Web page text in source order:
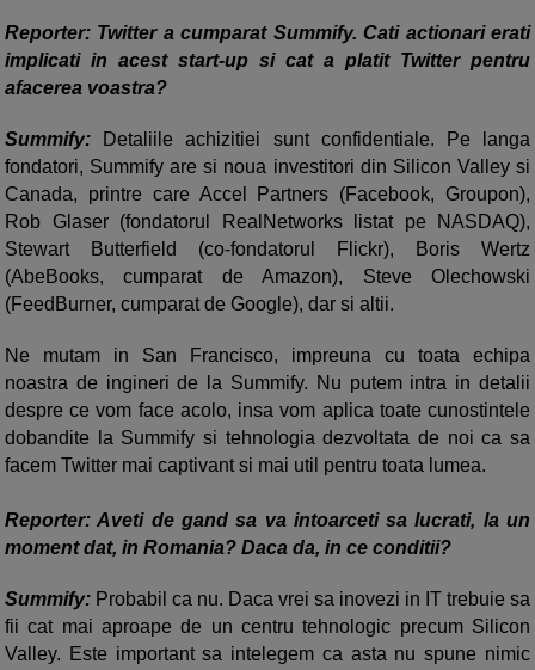
Reporter: Twitter a cumparat Summify. Cati actionari erati
implicati in acest start-up si cat a platit Twitter pentru
afacerea voastra?
Summify:
Detaliile achizitiei sunt confidentiale. Pe langa
fondatori, Summify are si noua investitori din Silicon Valley si
Canada, printre care Accel Partners (Facebook, Groupon),
Rob Glaser (fondatorul RealNetworks listat pe NASDAQ),
Stewart Butterfield (co-fondatorul Flickr), Boris Wertz
(AbeBooks, cumparat de Amazon), Steve Olechowski
(FeedBurner, cumparat de Google), dar si altii.
Ne mutam in San Francisco, impreuna cu toata echipa
noastra de ingineri de la Summify. Nu putem intra in detalii
despre ce vom face acolo, insa vom aplica toate cunostintele
dobandite la Summify si tehnologia dezvoltata de noi ca sa
facem Twitter mai captivant si mai util pentru toata lumea.
Reporter: Aveti de gand sa va intoarceti sa lucrati, la un
moment dat, in Romania? Daca da, in ce conditii?
Summify: Probabil ca nu. Daca vrei sa inovezi in IT trebuie sa
fii cat mai aproape de un centru tehnologic precum Silicon
Valley. Este important sa intelegem ca asta nu spune nimic